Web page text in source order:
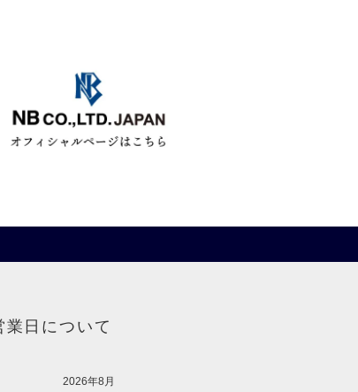
業日について
2026年8月